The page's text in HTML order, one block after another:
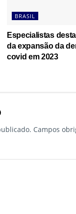
BRASIL
Especialistas
da expansão da
covid em 2023
Campos